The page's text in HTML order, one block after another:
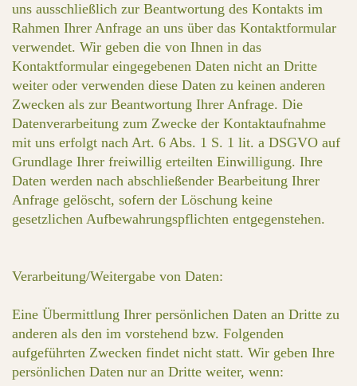
uns ausschließlich zur Beantwortung des Kontakts im
Rahmen Ihrer Anfrage an uns über das Kontaktformular
verwendet. Wir geben die von Ihnen in das
Kontaktformular eingegebenen Daten nicht an Dritte
weiter oder verwenden diese Daten zu keinen anderen
Zwecken als zur Beantwortung Ihrer Anfrage. Die
Datenverarbeitung zum Zwecke der Kontaktaufnahme
mit uns erfolgt nach Art. 6 Abs. 1 S. 1 lit. a DSGVO auf
Grundlage Ihrer freiwillig erteilten Einwilligung. Ihre
Daten werden nach abschließender Bearbeitung Ihrer
Anfrage gelöscht, sofern der Löschung keine
gesetzlichen Aufbewahrungspflichten entgegenstehen.
Verarbeitung/Weitergabe von Daten:
Eine Übermittlung Ihrer persönlichen Daten an Dritte zu
anderen als den im vorstehend bzw. Folgenden
aufgeführten Zwecken findet nicht statt. Wir geben Ihre
persönlichen Daten nur an Dritte weiter, wenn: